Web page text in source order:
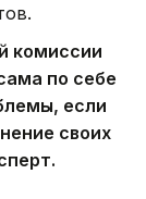
комиссии
по себе
если
своих